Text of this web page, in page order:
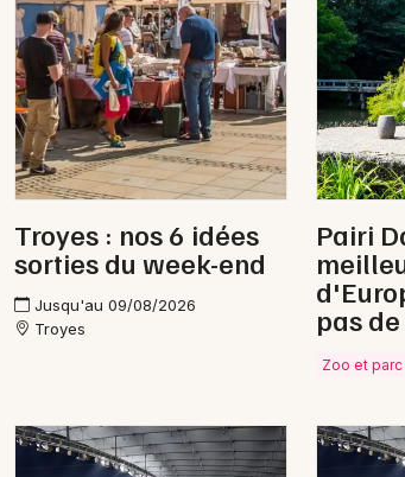
Newsletter des sorties
Artistes en tournée
Actus à Nogent-sur-
Magazine à Nogent-
Troyes : nos 6 idées
sorties du week-end
Jusqu'au 09/08/2026
Troyes
Pairi
pas
Zoo et